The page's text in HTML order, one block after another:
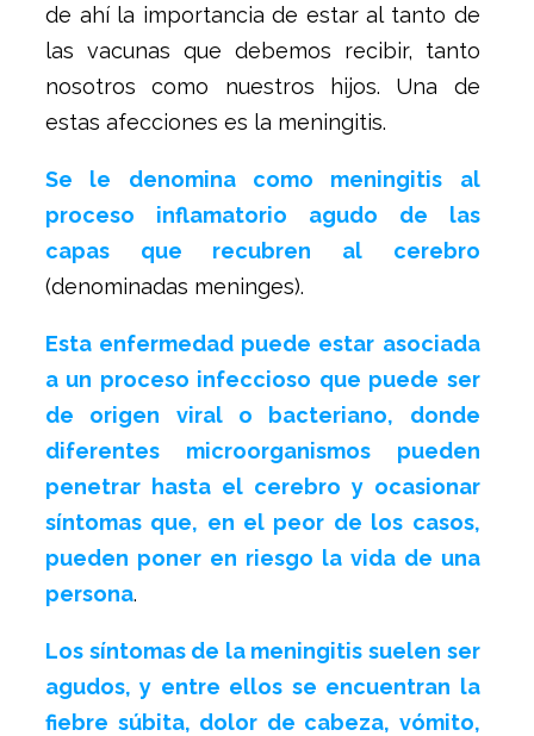
de ahí la importancia de estar al tanto de
las vacunas que debemos recibir, tanto
nosotros como nuestros hijos. Una de
estas afecciones es la meningitis.
Se le denomina como meningitis al
proceso inflamatorio agudo de las
capas que recubren al cerebro
(denominadas meninges).
Esta enfermedad puede estar asociada
a un proceso infeccioso que puede ser
de origen viral o bacteriano, donde
diferentes microorganismos pueden
penetrar hasta el cerebro y ocasionar
síntomas que, en el peor de los casos,
pueden poner en riesgo la vida de una
persona.
Los síntomas de la meningitis suelen ser
agudos, y entre ellos se encuentran la
fiebre súbita, dolor de cabeza, vómito,